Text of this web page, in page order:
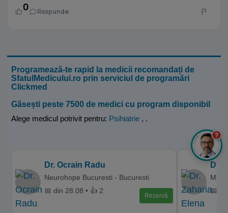
0 Raspunde
Programează-te rapid la medicii recomandați de
SfatulMedicului.ro prin serviciul de programări
Clickmed
Găsești peste 7500 de medici cu program disponibil
Alege medicul potrivit pentru: Psihiatrie , .
Dr. Ocrain Radu
Neurohope Bucuresti - Bucuresti
📅 din 28.08 • 👍 2
Rezervă
Dr.
📅
?